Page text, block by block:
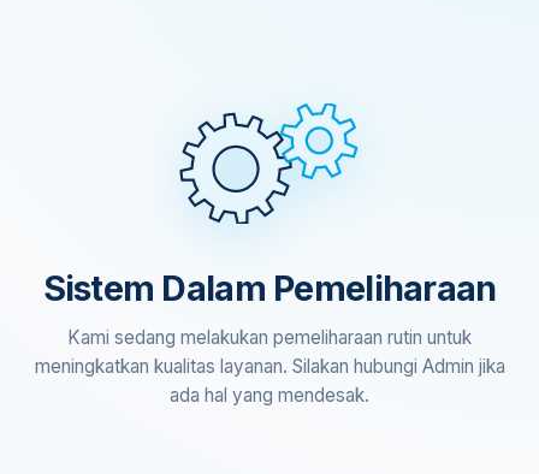
Sistem Dalam Pemeliharaan
Kami sedang melakukan pemeliharaan rutin untuk
meningkatkan kualitas layanan. Silakan hubungi Admin jika
ada hal yang mendesak.